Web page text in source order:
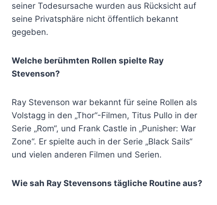
seiner Todesursache wurden aus Rücksicht auf
seine Privatsphäre nicht öffentlich bekannt
gegeben.
Welche berühmten Rollen spielte Ray
Stevenson?
Ray Stevenson war bekannt für seine Rollen als
Volstagg in den „Thor“-Filmen, Titus Pullo in der
Serie „Rom“, und Frank Castle in „Punisher: War
Zone“. Er spielte auch in der Serie „Black Sails“
und vielen anderen Filmen und Serien.
Wie sah Ray Stevensons tägliche Routine aus?